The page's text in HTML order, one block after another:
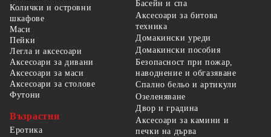
Колички и островни
шкафове
Маси
Пейки
Легла и аксесоари
Аксесоари за дивани
Аксесоари за маси
Аксесоари за столове
Футони
Възрастни
Еротика
Басейн и спа
Аксесоари за битова
техника
Домакински уреди
Домакински пособия
Безопасност при пожар,
наводнение и обгазяване
Спално бельо и артикули
Озеленяване
Двор и градина
Аксесоари за камини и
печки на дърва